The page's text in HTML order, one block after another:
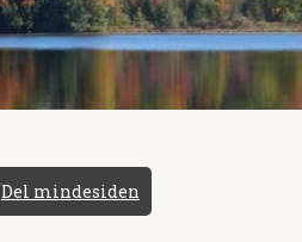
Del mindesiden